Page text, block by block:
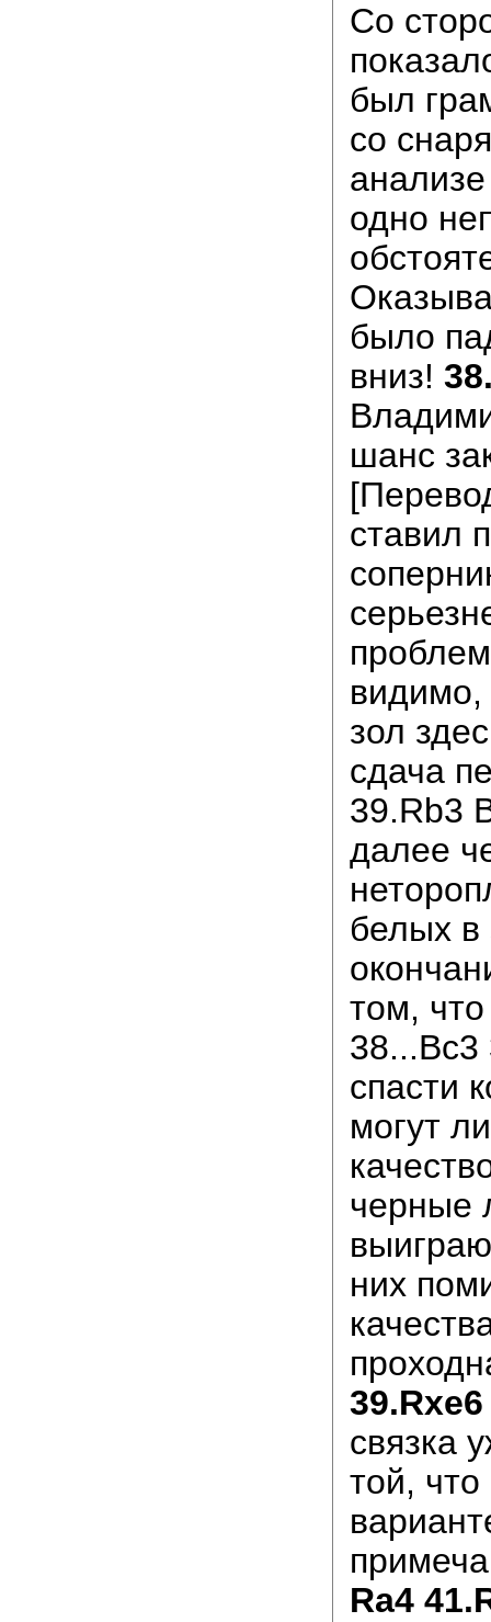
Со
был
со
одно
было
вниз!
шанс
ставил
зол
сдача
39.Rb3
далее
белых в
том,
38...Bc3
спасти
могут
черные
них
связка
той,
Ra4